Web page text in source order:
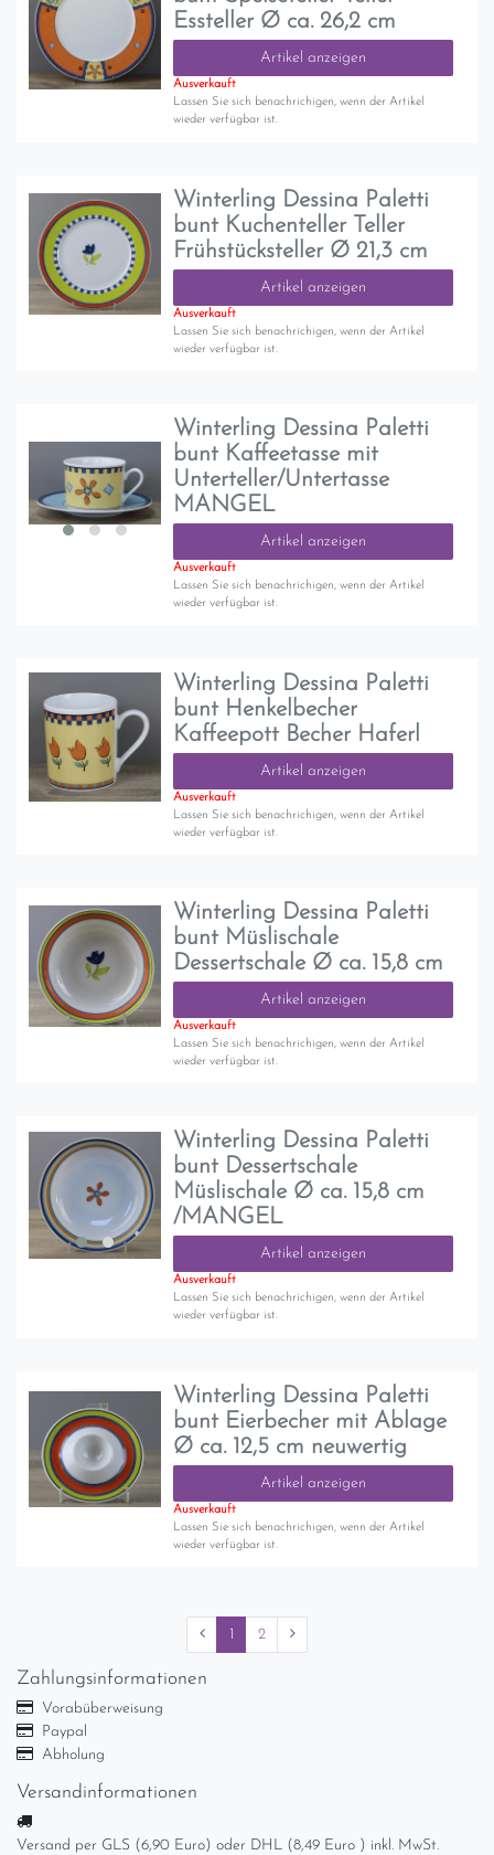
Essteller Ø ca. 26,2 cm
Artikel anzeigen
Ausverkauft
Lassen Sie sich benachrichigen, wenn der Artikel
wieder verfügbar ist.
Winterling Dessina Paletti
bunt Kuchenteller Teller
Frühstücksteller Ø 21,3 cm
Artikel anzeigen
Ausverkauft
Lassen Sie sich benachrichigen, wenn der Artikel
wieder verfügbar ist.
Winterling Dessina Paletti
bunt Kaffeetasse mit
Unterteller/Untertasse
MANGEL
Artikel anzeigen
Ausverkauft
Lassen Sie sich benachrichigen, wenn der Artikel
wieder verfügbar ist.
Winterling Dessina Paletti
bunt Henkelbecher
Kaffeepott Becher Haferl
Artikel anzeigen
Ausverkauft
Lassen Sie sich benachrichigen, wenn der Artikel
wieder verfügbar ist.
Winterling Dessina Paletti
bunt Müslischale
Dessertschale Ø ca. 15,8 cm
Artikel anzeigen
Ausverkauft
Lassen Sie sich benachrichigen, wenn der Artikel
wieder verfügbar ist.
Winterling Dessina Paletti
bunt Dessertschale
Müslischale Ø ca. 15,8 cm
/MANGEL
Artikel anzeigen
Ausverkauft
Lassen Sie sich benachrichigen, wenn der Artikel
wieder verfügbar ist.
Winterling Dessina Paletti
bunt Eierbecher mit Ablage
Ø ca. 12,5 cm neuwertig
Artikel anzeigen
Ausverkauft
Lassen Sie sich benachrichigen, wenn der Artikel
wieder verfügbar ist.
1 2
Zahlungsinformationen
Vorabüberweisung
Paypal
Abholung
Versandinformationen
Versand per GLS (6,90 Euro) oder DHL (8,49 Euro ) inkl. MwSt.